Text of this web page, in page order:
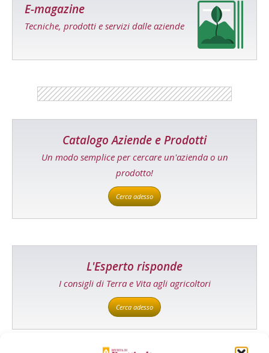
E-magazine
Tecniche, prodotti e servizi dalle aziende
Catalogo Aziende e Prodotti
Un modo semplice per cercare un'azienda o un
prodotto!
Cerca adesso
L'Esperto risponde
I consigli di Terra e Vita agli agricoltori
Cerca adesso